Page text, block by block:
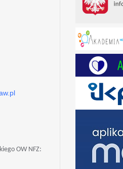
OW NFZ: